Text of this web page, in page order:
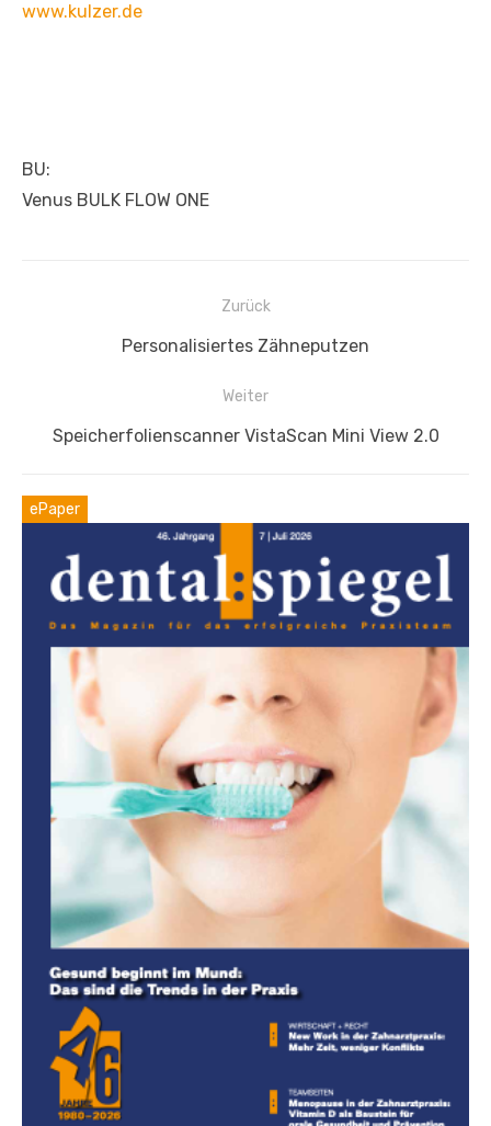
www.kulzer.de
BU:
Venus BULK FLOW ONE
Beitragsnavigation
Zurück
Vorheriger
Personalisiertes Zähneputzen
Weiter
Nächster
Speicherfolienscanner VistaScan Mini View 2.0
ePaper